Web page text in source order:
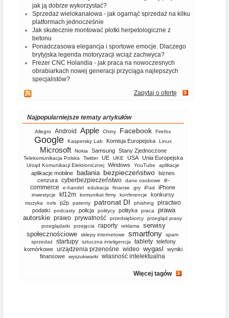
jak ją dobrze wykorzystać?
Sprzedaż wielokanałowa - jak ogarnąć sprzedaż na kilku
platformach jednocześnie
Jak skutecznie montować płotki herpetologiczne z
betonu
Ponadczasowa elegancja i sportowe emocje. Dlaczego
brytyjska legenda motoryzacji wciąż zachwyca?
Frezer CNC Holandia - jak praca na nowoczesnych
obrabiarkach nowej generacji przyciąga najlepszych
specjalistów?
Zapytaj o ofertę
Najpopularniejsze tematy artykułów
Allegro Android Apple Chiny Facebook Firefox
Google Kaspersky Lab Komisja Europejska Linux
Microsoft Nokia Samsung Stany Zjednoczone
Telekomunikacja Polska Twitter UE UKE USA Unia Europejska
Urząd Komunikacji Elektronicznej Windows YouTube aplikacje
aplikacje mobilne badania bezpieczeństwo biznes
cenzura cyberbezpieczeństwo dane osobowe
e-
commerce
e-handel edukacja finanse gry iPad iPhone
inwestycje kf12m komunikat firmy konferencje konkursy
muzyka nols p2p patenty patronat DI phishing piractwo
podatki podcasty policja politycy polityka praca
prawa
autorskie prawo prywatność przedsiębiorcy
przegląd prasy
przeglądarki
przejęcia raporty reklama
serwisy
społecznościowe
sklepy internetowe smartfony
spam
sprzedaż
startupy sztuczna inteligencja tablety telefony
komórkowe
urządzenia przenośne wideo wygasl
wyniki
finansowe
wyszukiwarki własność intelektualna
Więcej tagów